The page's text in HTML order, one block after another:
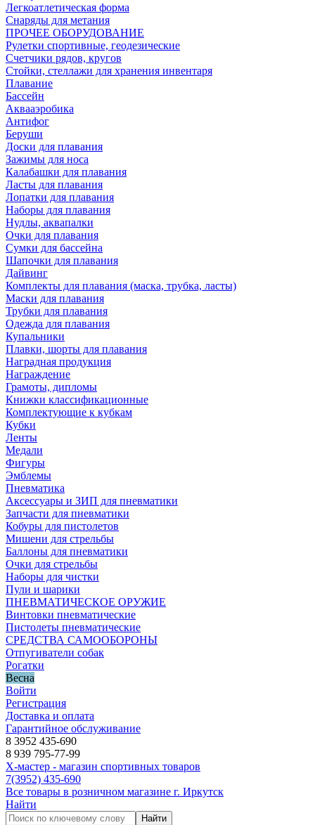
Легкоатлетическая форма
Снаряды для метания
ПРОЧЕЕ ОБОРУДОВАНИЕ
Рулетки спортивные, геодезические
Счетчики рядов, кругов
Стойки, стеллажи для хранения инвентаря
Плавание
Бассейн
Аквааэробика
Антифог
Беруши
Доски для плавания
Зажимы для носа
Калабашки для плавания
Ласты для плавания
Лопатки для плавания
Наборы для плавания
Нудлы, аквапалки
Очки для плавания
Сумки для бассейна
Шапочки для плавания
Дайвинг
Комплекты для плавания (маска, трубка, ласты)
Маски для плавания
Трубки для плавания
Одежда для плавания
Купальники
Плавки, шорты для плавания
Наградная продукция
Награждение
Грамоты, дипломы
Книжки классификационные
Комплектующие к кубкам
Кубки
Ленты
Медали
Фигуры
Эмблемы
Пневматика
Аксессуары и ЗИП для пневматики
Запчасти для пневматики
Кобуры для пистолетов
Мишени для стрельбы
Баллоны для пневматики
Очки для стрельбы
Наборы для чистки
Пули и шарики
ПНЕВМАТИЧЕСКОЕ ОРУЖИЕ
Винтовки пневматические
Пистолеты пневматические
СРЕДСТВА САМООБОРОНЫ
Отпугиватели собак
Рогатки
Весна
Войти
Регистрация
Доставка и оплата
Гарантийное обслуживание
8 3952 435-690
8 939 795-77-99
Х-мастер - магазин спортивных товаров
7(3952) 435-690
Все товары в розничном магазине г. Иркутск
Найти
Найти